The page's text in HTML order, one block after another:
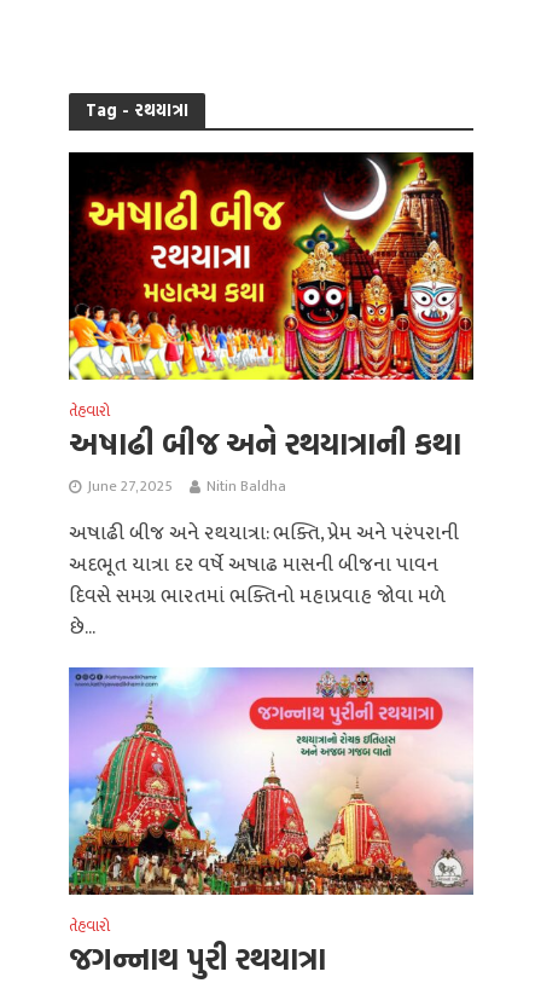
Tag - રથયાત્રા
તેહવારો
અષાઢી બીજ અને રથયાત્રાની કથા
June 27, 2025 Nitin Baldha
અષાઢી બીજ અને રથયાત્રા: ભક્તિ, પ્રેમ અને પરંપરાની
અદભૂત યાત્રા દર વર્ષે અષાઢ માસની બીજના પાવન
દિવસે સમગ્ર ભારતમાં ભક્તિનો મહાપ્રવાહ જોવા મળે
છે...
તેહવારો
જગન્નાથ પુરી રથયાત્રા